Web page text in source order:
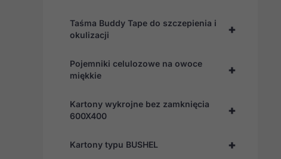
+
Taśma Buddy Tape do szczepienia i
okulizacji
+
Pojemniki celulozowe na owoce
miękkie
+
Kartony wykrojne bez zamknięcia
600X400
+
Kartony typu BUSHEL